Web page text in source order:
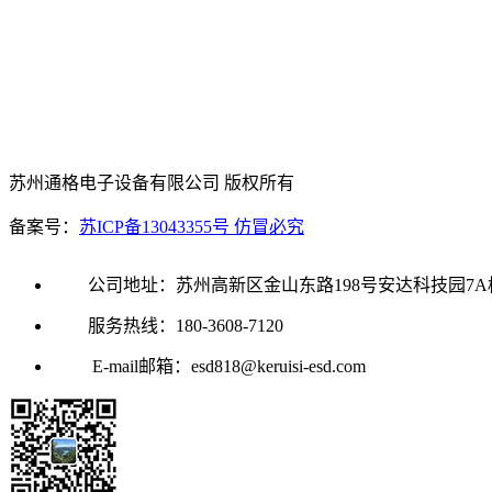
苏州通格电子设备有限公司 版权所有
备案号： 苏ICP备13043355号 仿冒必究
公司地址：苏州高新区金山东路198号安达科技园7A
服务热线：180-3608-7120
E-mail邮箱：esd818@keruisi-esd.com